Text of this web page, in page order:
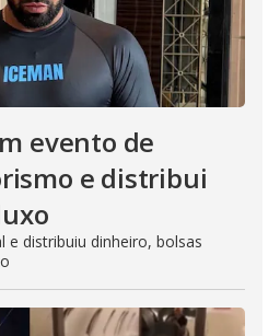
evento de
e distribui
e distribuiu dinheiro, bolsas